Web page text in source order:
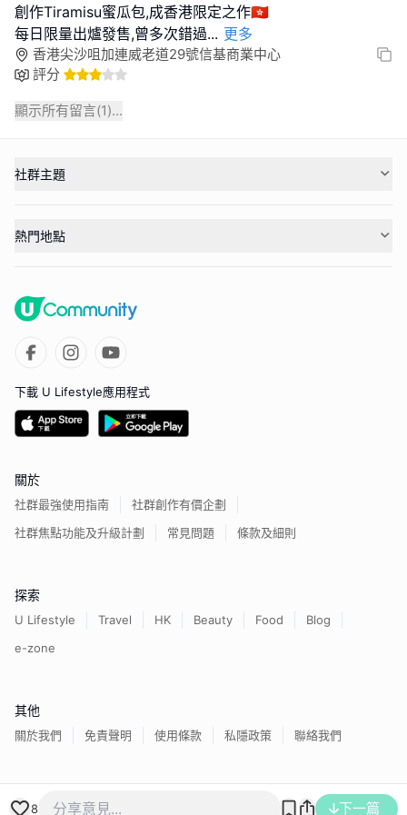
創作Tiramisu蜜瓜包,成香港限定之作🇭🇰
每日限量出爐發售,曾多次錯過... 更多
香港尖沙咀加連威老道29號信基商業中心
評分
顯示所有留言(1)...
8 下一篇
社群主題
熱門地點
下載 U Lifestyle應用程式
關於
社群最強使用指南
社群創作有價企劃
社群焦點功能及升級計劃
常見問題 條款及細則
探索
U Lifestyle Travel HK Beauty Food
Blog
e-zone
其他
關於我們 免責聲明 使用條款 私隱政策 聯絡我們
香港經濟日報版權所有©